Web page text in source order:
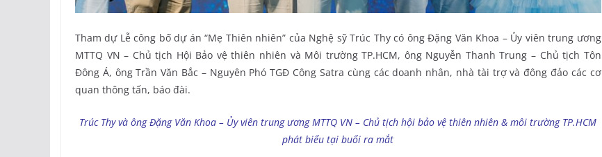
Tham dự Lễ công bố dự án “Mẹ Thiên nhiên” của Nghệ sỹ Trúc Thy có ông Đặng Văn Khoa – Ủy viên trung ương
MTTQ VN – Chủ tịch Hội Bảo vệ thiên nhiên và Môi trường TP.HCM, ông Nguyễn Thanh Trung – Chủ tịch Tôn
Đông Á, ông Trần Văn Bắc – Nguyên Phó TGĐ Công Satra cùng các doanh nhân, nhà tài trợ và đông đảo các cơ
quan thông tấn, báo đài.
Trúc Thy và ông Đặng Văn Khoa – Ủy viên trung ương MTTQ VN – Chủ tịch hội bảo vệ thiên nhiên & môi trường TP.HCM
phát biểu tại buổi ra mắt